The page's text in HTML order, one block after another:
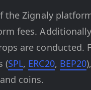
the Zignaly
fees.
are conducted.
(SPL, ERC20, BEP20
coins.